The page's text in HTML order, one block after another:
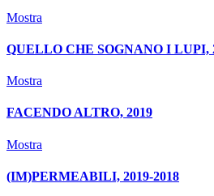
Mostra
QUELLO CHE SOGNANO I LUPI,
Mostra
FACENDO ALTRO, 2019
Mostra
(IM)PERMEABILI, 2019-2018